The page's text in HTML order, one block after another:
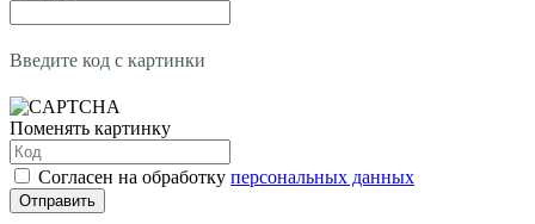
Введите код с картинки
Поменять картинку
Согласен на обработку персональных данных
Отправить